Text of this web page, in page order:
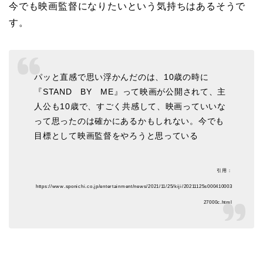
今でも映画監督になりたいという気持ちはあるそうで
す。
パッと直感で思い浮かんだのは、10歳の時に
『STAND BY ME』って映画が公開されて、主
人公も10歳で、すごく共感して、映画っていいな
って思ったのは確かにあるかもしれない。今でも
目標として映画監督をやろうと思っている
引用：
https://www.sponichi.co.jp/entertainment/news/2021/11/25/kiji/20211125s000410003
27000c.html